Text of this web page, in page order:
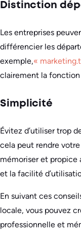
Distinction
Les entreprises
différencier les
exemple,«
clairement la fonction
Simplicité
Évitez d’utiliser trop
cela peut rendre
mémoriser et propice
et la facilité
En suivant ces
locale, vous pouvez
professionnelle et